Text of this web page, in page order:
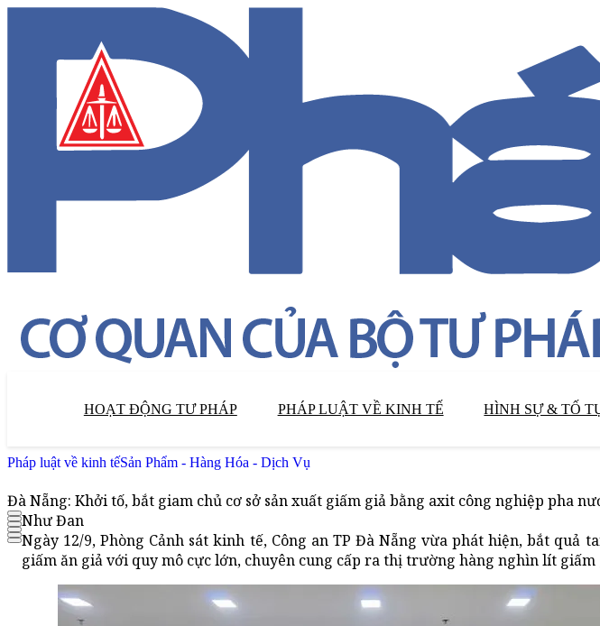
HOẠT ĐỘNG TƯ PHÁP PHÁP LUẬT VỀ KINH TẾ HÌNH SỰ & TỐ
Pháp luật về kinh tếSản Phẩm - Hàng Hóa - Dịch Vụ
Đà Nẵng: Khởi tố, bắt giam chủ cơ sở sản xuất giấm giả bằng axit công nghiệp pha
Như Đan
Ngày 12/9, Phòng Cảnh sát kinh tế, Công an TP Đà Nẵng vừa phát hiện, bắt quả
giấm ăn giả với quy mô cực lớn, chuyên cung cấp ra thị trường hàng nghìn lít giấm